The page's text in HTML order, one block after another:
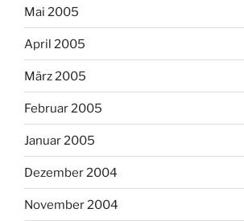
Mai 2005
April 2005
März 2005
Februar 2005
Januar 2005
Dezember 2004
November 2004